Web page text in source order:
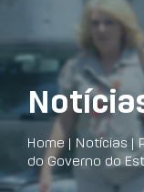
Home| Notícias |
do Governo do